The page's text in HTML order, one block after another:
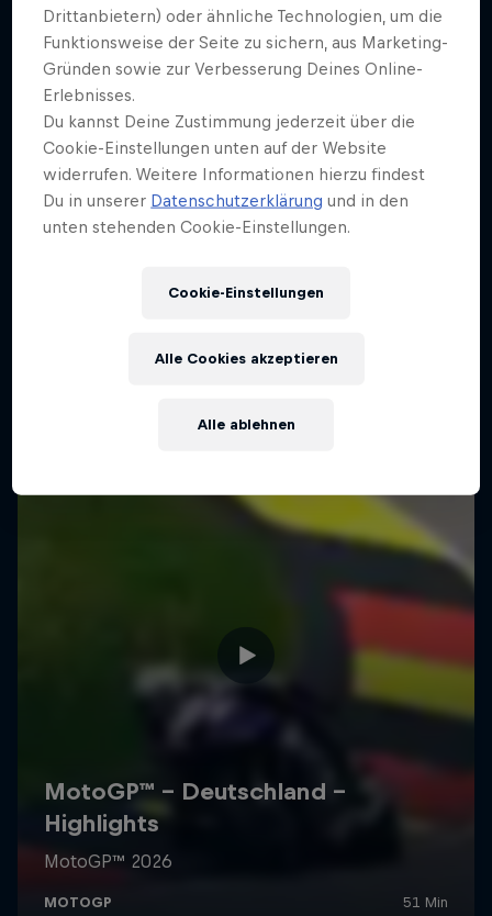
Drittanbietern) oder ähnliche Technologien, um die
Funktionsweise der Seite zu sichern, aus Marketing-
Gründen sowie zur Verbesserung Deines Online-
Erlebnisses.
Du kannst Deine Zustimmung jederzeit über die
Cookie-Einstellungen unten auf der Website
widerrufen. Weitere Informationen hierzu findest
Du in unserer Datenschutzerklärung und in den
unten stehenden Cookie-Einstellungen.
Cookie-Einstellungen
Alle ablehnen
Alle Cookies akzeptieren